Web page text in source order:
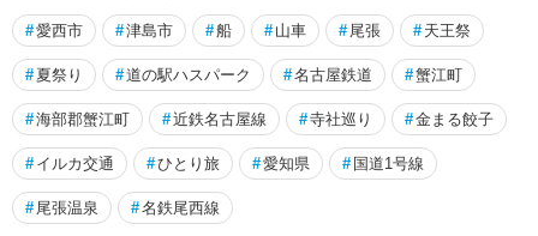
#愛西市 #津島市 #船 # 山車 # 尾張 # 天王祭
# 夏祭り #道の駅ハスパーク #名古屋鉄道 #蟹江町
#海部郡蟹江町 #近鉄名古屋線 #寺社巡り #金まる餃子
# イルカ交通 #ひとり旅 #愛知県 # 国道1号線
# 尾張温泉 #名鉄尾西線